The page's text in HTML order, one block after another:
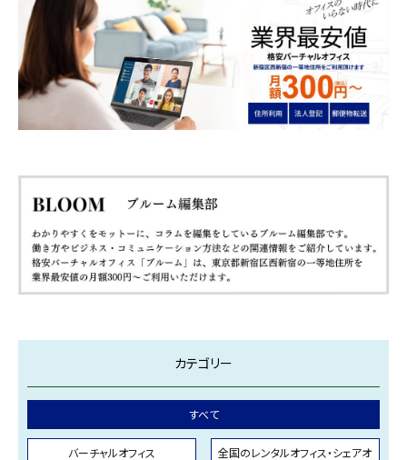
カテゴリー
すべて
バーチャルオフィス
全国のレンタルオフィス・シェアオ